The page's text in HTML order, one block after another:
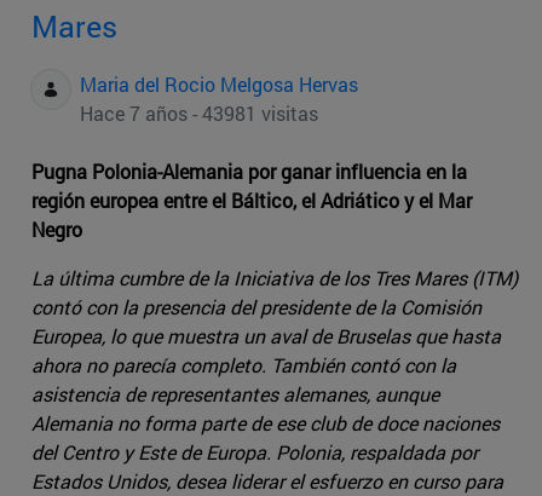
Mares
Maria del Rocio Melgosa Hervas
Hace 7 años - 43981 visitas
Pugna Polonia-Alemania por ganar influencia en la
región europea entre el Báltico, el Adriático y el Mar
Negro
La última cumbre de la Iniciativa de los Tres Mares (ITM)
contó con la presencia del presidente de la Comisión
Europea, lo que muestra un aval de Bruselas que hasta
ahora no parecía completo. También contó con la
asistencia de representantes alemanes, aunque
Alemania no forma parte de ese club de doce naciones
del Centro y Este de Europa. Polonia, respaldada por
Estados Unidos, desea liderar el esfuerzo en curso para